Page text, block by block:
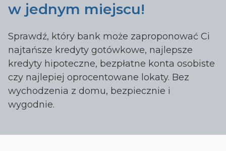
w jednym miejscu!
Sprawdź, który bank może zaproponować Ci
najtańsze kredyty gotówkowe, najlepsze
kredyty hipoteczne, bezpłatne konta osobiste
czy najlepiej oprocentowane lokaty. Bez
wychodzenia z domu, bezpiecznie i
wygodnie.